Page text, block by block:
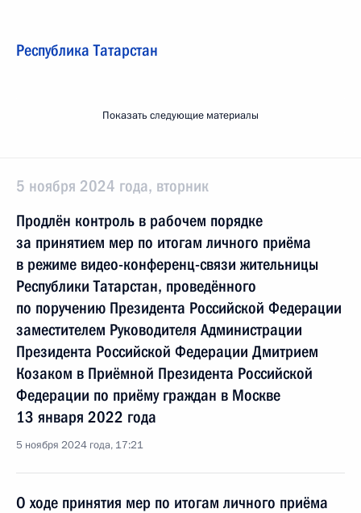
Республика Татарстан
Показать следующие материалы
5 ноября 2024 года, вторник
Продлён контроль в рабочем порядке
за принятием мер по итогам личного приёма
в режиме видео-конференц-связи жительницы
Республики Татарстан, проведённого
по поручению Президента Российской Федерации
заместителем Руководителя Администрации
Президента Российской Федерации Дмитрием
Козаком в Приёмной Президента Российской
Федерации по приёму граждан в Москве
13 января 2022 года
5 ноября 2024 года, 17:21
О ходе принятия мер по итогам личного приёма